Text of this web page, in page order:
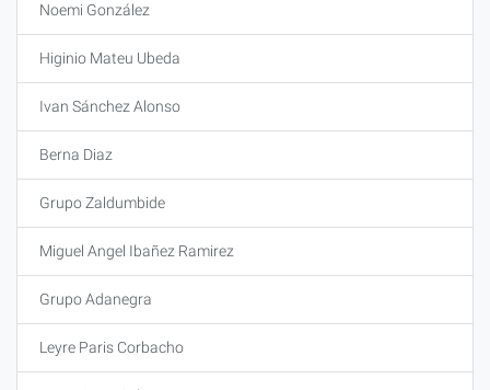
Noemi González
Higinio Mateu Ubeda
Ivan Sánchez Alonso
Berna Diaz
Grupo Zaldumbide
Miguel Angel Ibañez Ramirez
Grupo Adanegra
Leyre Paris Corbacho